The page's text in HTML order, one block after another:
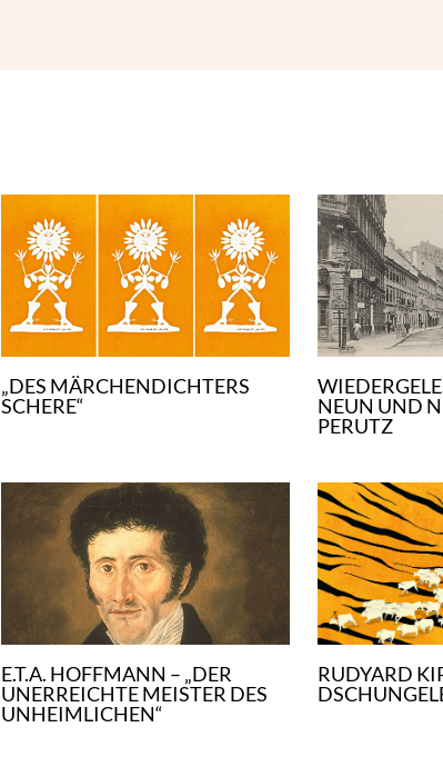
„DES MÄRCHENDICHTERS
SCHERE“
NEUN UND
PERUTZ
E.T.A. HOFFMANN – „DER
UNERREICHTE MEISTER DES
UNHEIMLICHEN“
RUDYARD